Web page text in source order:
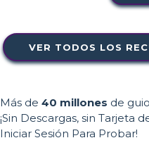
VER TODOS LOS
Más de 40 millones de
¡Sin Descargas, sin Tarjeta
Iniciar Sesión Para Probar!